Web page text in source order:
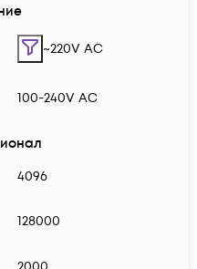
~220V AC
100-240V AC
4096
128000